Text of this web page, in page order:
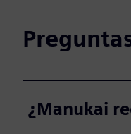
¿Manukai